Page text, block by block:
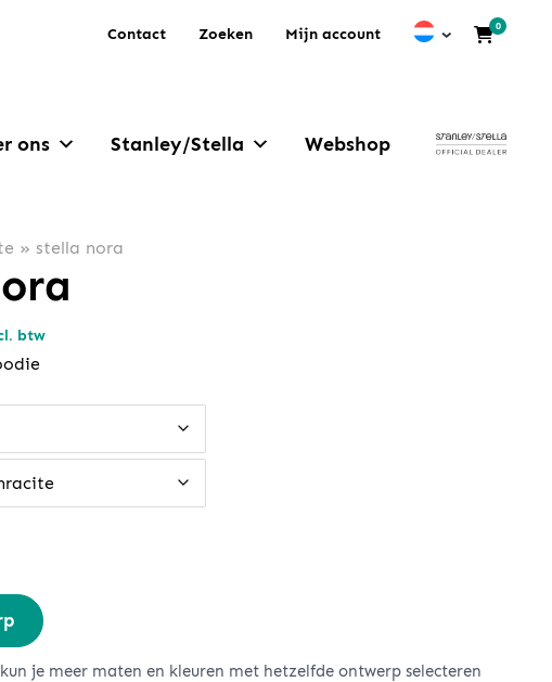
Contact Zoeken Mijn account 0
ons Stanley/Stella Webshop
» stella nora
btw
je meer maten en kleuren met hetzelfde ontwerp selecteren